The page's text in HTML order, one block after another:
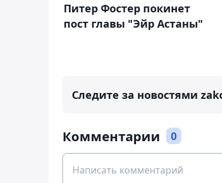
Питер Фостер покинет
пост главы "Эйр Астаны"
Следите за новостями
Комментарии 0